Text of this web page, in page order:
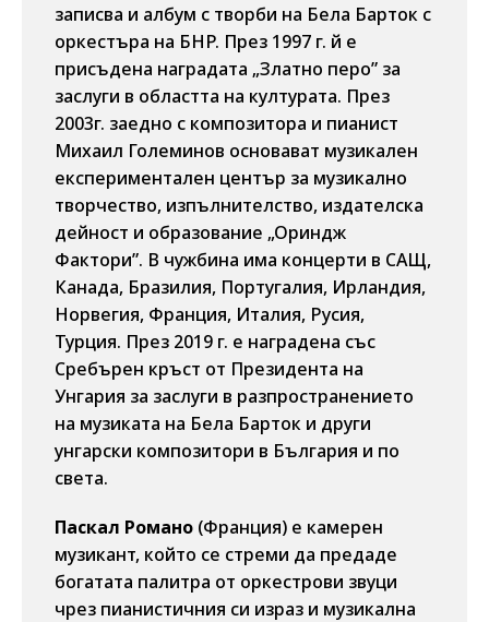
записва и албум с творби на Бела Барток с
оркестъра на БНР. През 1997 г. й е
присъдена наградата „Златно перо” за
заслуги в областта на културата. През
2003г. заедно с композитора и пианист
Михаил Големинов основават музикалeн
експериментален център за музикално
творчество, изпълнителство, издателска
дейност и образование „Ориндж
Фактори”. В чужбина има концерти в САЩ,
Канада, Бразилия, Португалия, Ирландия,
Норвегия, Франция, Италия, Русия,
Турция. През 2019 г. е наградена със
Сребърен кръст от Президента на
Унгария за заслуги в разпространението
на музиката на Бела Барток и други
унгарски композитори в България и по
света.
Паскал Романо (Франция) е камерен
музикант, който се стреми да предаде
богатата палитра от оркестрови звуци
чрез пианистичния си израз и музикална